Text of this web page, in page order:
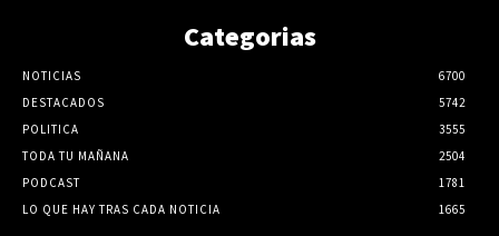
Categorias
NOTICIAS
6700
DESTACADOS
5742
POLITICA
3555
TODA TU MAÑANA
2504
PODCAST
1781
LO QUE HAY TRAS CADA NOTICIA
1665